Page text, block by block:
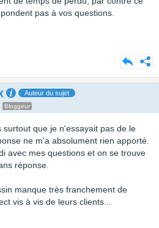
pas à vos questions.
Auteur du sujet
Bloggeur
que je n'essayait pas de le
ne m'a absolument rien apporté.
avec mes questions et on se trouve
réponse.
manque très franchement de
vis à vis de leurs clients...